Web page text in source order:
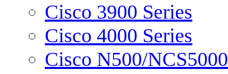
Cisco 3900 Series
Cisco 4000 Series
Cisco N500/